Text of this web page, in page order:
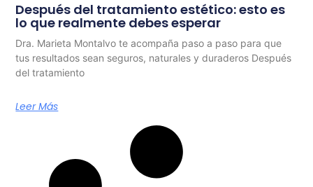
Después del tratamiento estético: esto es
lo que realmente debes esperar
Dra. Marieta Montalvo te acompaña paso a paso para que
tus resultados sean seguros, naturales y duraderos Después
del tratamiento
Leer Más